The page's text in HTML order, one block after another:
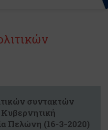
συντακτών
Πελώνη (16-3-2020)